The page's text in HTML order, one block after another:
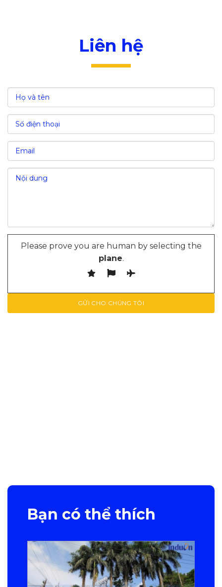
Liên hệ
Please prove you are human by selecting the
plane.
Bạn có thể thích